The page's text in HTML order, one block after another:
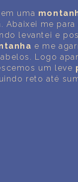
uma
Abaixei me
levantei e
e me
Logo
um leve
reto até